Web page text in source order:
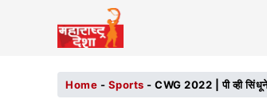
Home - Sports - CWG 2022 | पी व्ही